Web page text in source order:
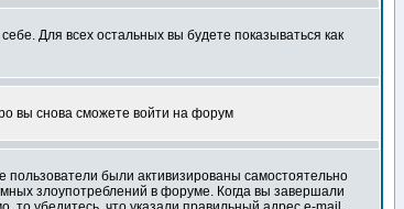
Для всех остальных вы будете показываться как
вы снова сможете войти на форум
были активизированы самостоятельно
злоупотреблений в форуме. Когда вы завершали